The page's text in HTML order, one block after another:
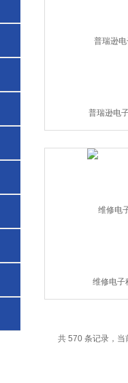
普瑞逊电
维修电子
共 570 条记录，